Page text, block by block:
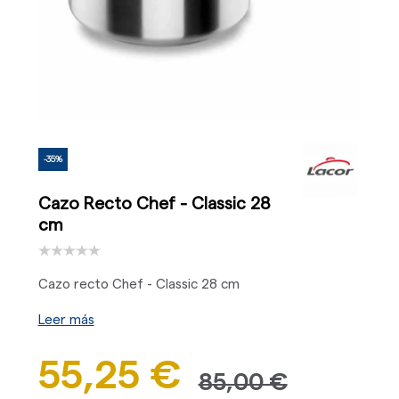
-35%
Cazo Recto Chef - Classic 28
cm
Cazo recto Chef - Classic 28 cm
Leer más
55,25 € 85,00 €